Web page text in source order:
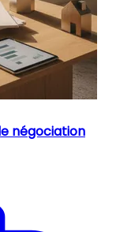
négociation